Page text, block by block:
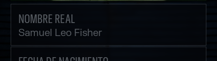
NOMBRE REAL
Samuel Leo Fisher